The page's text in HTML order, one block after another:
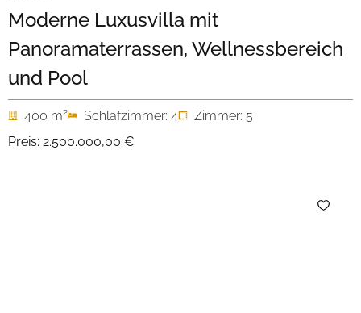
Moderne Luxusvilla mit
Panoramaterrassen, Wellnessbereich
und Pool
400 m2 Schlafzimmer: 4
Zimmer: 5
Preis: 2.500.000,00 €